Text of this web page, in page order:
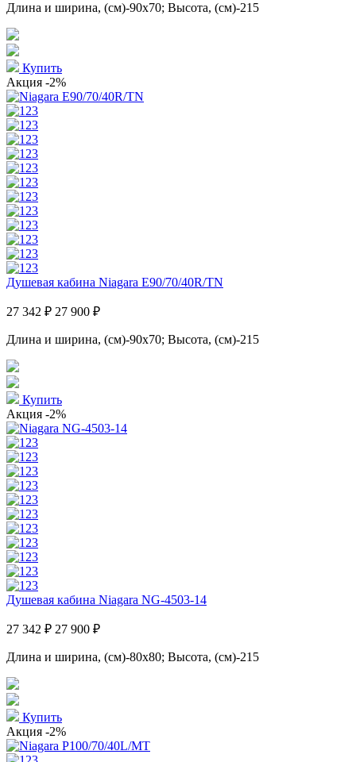
Длина и ширина, (см)-90x70; Высота, (см)-215
Купить
Акция -2%
Душевая кабина Niagara E90/70/40R/TN
27 342 ₽ 27 900 ₽
Длина и ширина, (см)-90x70; Высота, (см)-215
Купить
Акция -2%
Душевая кабина Niagara NG-4503-14
27 342 ₽ 27 900 ₽
Длина и ширина, (см)-80x80; Высота, (см)-215
Купить
Акция -2%